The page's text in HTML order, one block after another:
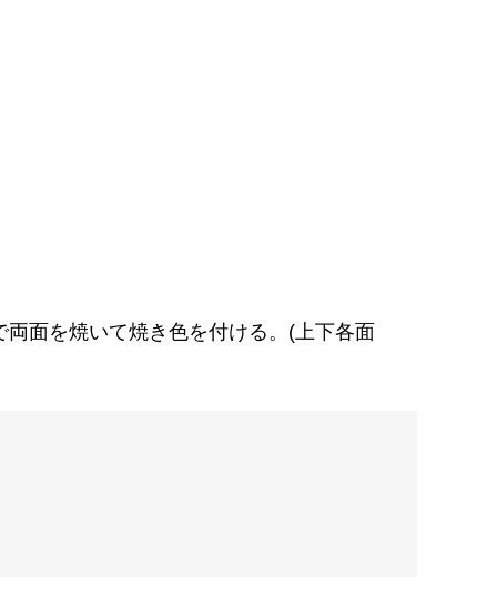
面を焼いて焼き色を付ける。(上下各面